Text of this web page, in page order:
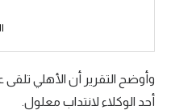
سعودي في الجول
وأوضح التقرير أن الأهلي
أحد الوكلاء لانتداب معلول.